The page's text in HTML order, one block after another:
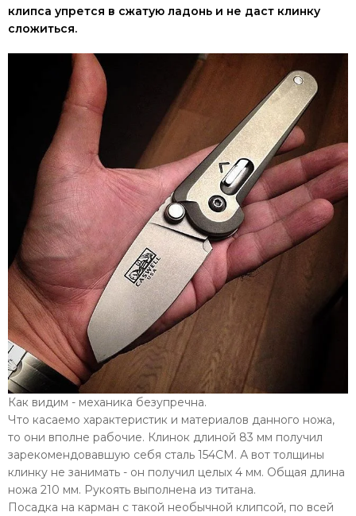
клипса упрется в сжатую ладонь и не даст клинку
сложиться.
Как видим - механика безупречна.
Что касаемо характеристик и материалов данного ножа,
то они вполне рабочие. Клинок длиной 83 мм получил
зарекомендовавшую себя сталь 154CM. А вот толщины
клинку не занимать - он получил целых 4 мм. Общая длина
ножа 210 мм. Рукоять выполнена из титана.
Посадка на карман с такой необычной клипсой, по всей